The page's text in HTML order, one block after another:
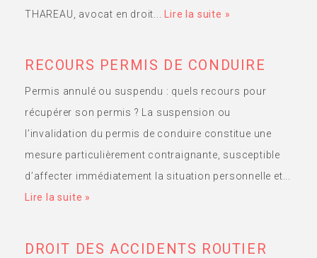
THAREAU, avocat en droit...
Lire la suite »
RECOURS PERMIS DE CONDUIRE
Permis annulé ou suspendu : quels recours pour
récupérer son permis ? La suspension ou
l’invalidation du permis de conduire constitue une
mesure particulièrement contraignante, susceptible
d’affecter immédiatement la situation personnelle et...
Lire la suite »
DROIT DES ACCIDENTS ROUTIER